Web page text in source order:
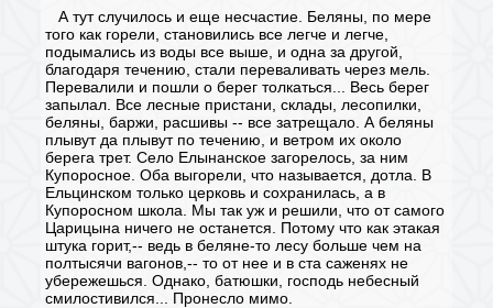
А тут случилось и еще несчастие. Беляны, по мере
того как горели, становились все легче и легче,
подымались из воды все выше, и одна за другой,
благодаря течению, стали переваливать через мель.
Перевалили и пошли о берег толкаться... Весь берег
запылал. Все лесные пристани, склады, лесопилки,
беляны, баржи, расшивы -- все затрещало. А беляны
плывут да плывут по течению, и ветром их около
берега трет. Село Елынанское загорелось, за ним
Купоросное. Оба выгорели, что называется, дотла. В
Ельцинском только церковь и сохранилась, а в
Купоросном школа. Мы так уж и решили, что от самого
Царицына ничего не останется. Потому что как этакая
штука горит,-- ведь в беляне-то лесу больше чем на
полтысячи вагонов,-- то от нее и в ста саженях не
убережешься. Однако, батюшки, господь небесный
смилостивился... Пронесло мимо.